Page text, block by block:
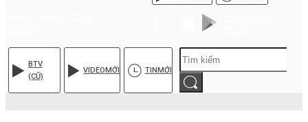
BTV
(CŨ)
VIDEOMỚI TINMỚI